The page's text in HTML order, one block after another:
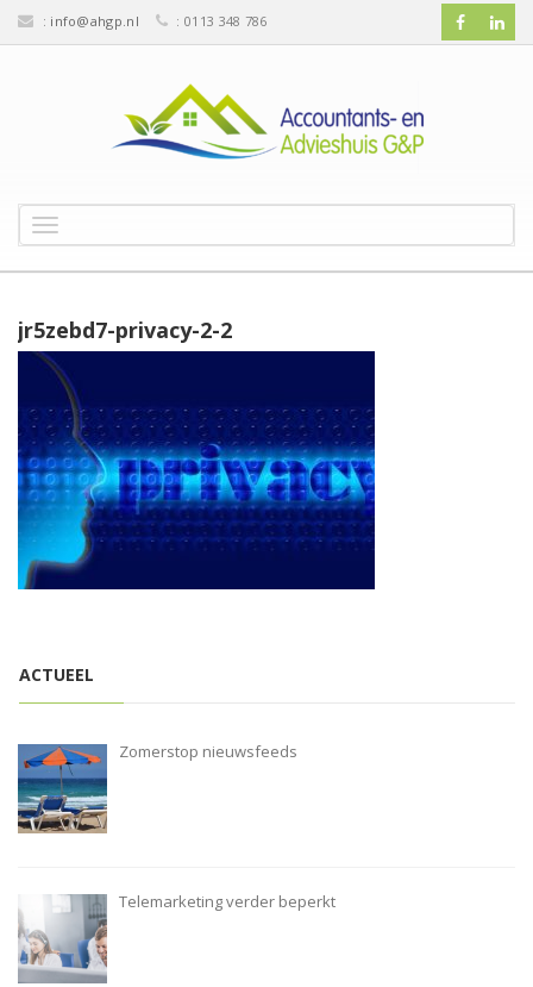
: info@ahgp.nl : 0113 348 786
o
g
e
v
i
g
a
t
i
n
jr5zebd7-privacy-2-2
ACTUEEL
Zomerstop nieuwsfeeds
Telemarketing verder beperkt